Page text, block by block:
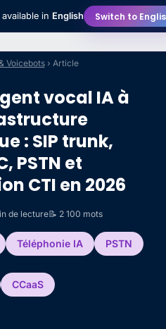
in English Switch to
Voicebots› Article
vocal IA à
: SIP trunk,
PSTN et
CTI en 2026
de lecture📝 2 100 mots
Téléphonie IA PSTN
CCaaS